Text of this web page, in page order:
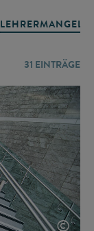
LEHRERMANGEL
31 EINTRÄGE
©